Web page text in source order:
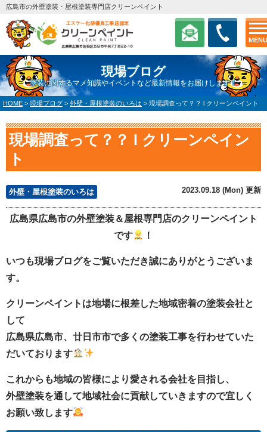
MENU
広島市の外壁塗装・屋根塗装専門店クリーンペイント
現場ブログ
塗装に関するマメ知識やイベントなど最新情報をお届けします！
HOME > 現場ブログ > 外壁・屋根塗装のいろは > 現場調査って？？ l クリーンペイント
現場調査って？？ l クリーンペイン
ト
外壁・屋根塗装のいろは 2023.09.18 (Mon) 更新
広島県広島市の外壁塗装＆屋根専門店のクリーンペイント
です
！
いつも現場ブログをご覧いただき誠にありがとうございま
す。
クリーンペイントは地場に根差した地域密着の塗装会社と
して
広島県広島市、廿日市市で多くの塗装工事を行わせていた
だいております
これからも地域の皆様により愛される会社を目指し、
外壁塗装を通して地域社会に貢献していきますので宜しく
お願い致します